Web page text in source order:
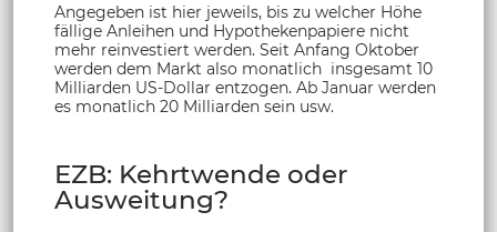
Angegeben ist hier jeweils, bis zu welcher Höhe
fällige Anleihen und Hypothekenpapiere nicht
mehr reinvestiert werden. Seit Anfang Oktober
werden dem Markt also monatlich insgesamt 10
Milliarden US-Dollar entzogen. Ab Januar werden
es monatlich 20 Milliarden sein usw.
EZB: Kehrtwende oder
Ausweitung?